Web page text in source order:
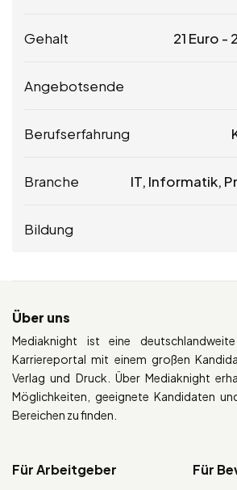
Gehalt 21 Euro -
Angebotsende
Berufserfahrung
Branche IT, Informatik,
Bildung
Über uns
Mediaknight ist eine
Karriereportal mit einem großen
Verlag und Druck. Über Mediaknight
Möglichkeiten, geeignete Kandidaten
Bereichen zu finden.
Für Arbeitgeber Für